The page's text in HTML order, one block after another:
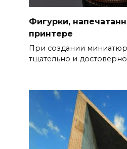
Фигурки,
принтере
При создании миниатюр
тщательно и достоверно